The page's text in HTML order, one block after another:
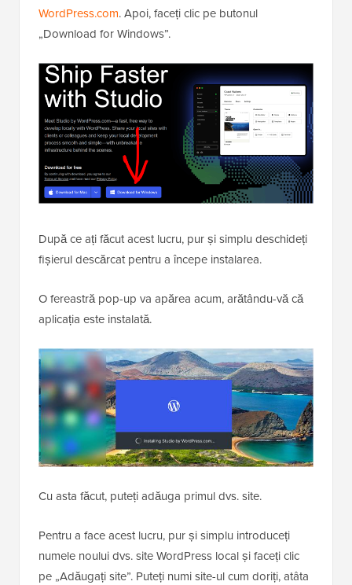
WordPress.com. Apoi, faceți clic pe butonul
„Download for Windows”.
După ce ați făcut acest lucru, pur și simplu deschideți
fișierul descărcat pentru a începe instalarea.
O fereastră pop-up va apărea acum, arătându-vă că
aplicația este instalată.
Cu asta făcut, puteți adăuga primul dvs. site.
Pentru a face acest lucru, pur și simplu introduceți
numele noului dvs. site WordPress local și faceți clic
pe „Adăugați site”. Puteți numi site-ul cum doriți, atâta